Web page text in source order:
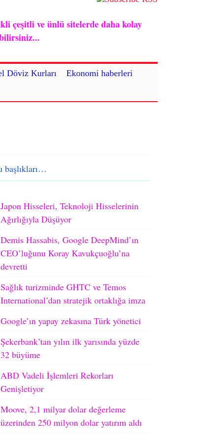
Döviz Kurları
Ekonomi haberleri
çeşitli ve ünlü sitelerde daha kolay
başlıkları…
Japon Hisseleri, Teknoloji Hisselerinin
Ağırlığıyla Düşüyor
Demis Hassabis, Google DeepMind’ın
CEO’luğunu Koray Kavukçuoğlu’na
devretti
Sağlık turizminde GHTC ve Temos
International’dan stratejik ortaklığa imza
Google’ın yapay zekasına Türk yönetici
Şekerbank’tan yılın ilk yarısında yüzde
32 büyüme
ABD Vadeli İşlemleri Rekorları
Genişletiyor
Moove, 2,1 milyar dolar değerleme
üzerinden 250 milyon dolar yatırım aldı